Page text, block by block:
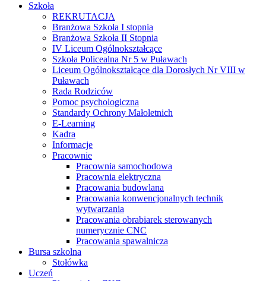
Szkoła
REKRUTACJA
Branżowa Szkoła I stopnia
Branżowa Szkoła II Stopnia
IV Liceum Ogólnokształcące
Szkoła Policealna Nr 5 w Puławach
Liceum Ogólnokształcące dla Dorosłych Nr VIII w
Puławach
Rada Rodziców
Pomoc psychologiczna
Standardy Ochrony Małoletnich
E-Learning
Kadra
Informacje
Pracownie
Pracownia samochodowa
Pracownia elektryczna
Pracowania budowlana
Pracowania konwencjonalnych technik
wytwarzania
Pracowania obrabiarek sterowanych
numerycznie CNC
Pracowania spawalnicza
Bursa szkolna
Stołówka
Uczeń